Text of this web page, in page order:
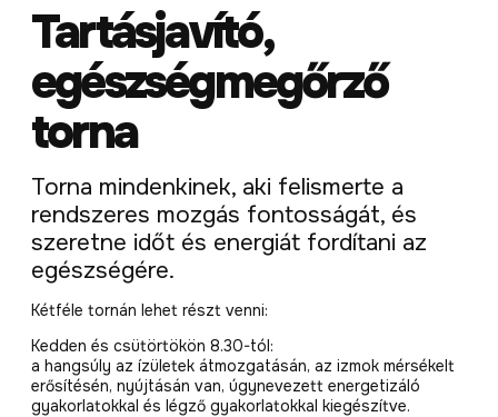
Tartásjavító,
egészségmegőrző
torna
Torna mindenkinek, aki felismerte a
rendszeres mozgás fontosságát, és
szeretne időt és energiát fordítani az
egészségére.
Kétféle tornán lehet részt venni:
Kedden és csütörtökön 8.30-tól:
a hangsúly az ízületek átmozgatásán, az izmok mérsékelt
erősítésén, nyújtásán van, úgynevezett energetizáló
gyakorlatokkal és légző gyakorlatokkal kiegészítve.